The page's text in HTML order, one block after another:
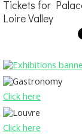
Tickets for
Loire Valley
Click here
Click here